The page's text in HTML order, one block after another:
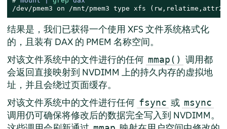
/dev/pmem3 on /mnt/pmem3 type xfs
结果是，我们已获得一个使用 XFS 文件系统格式化
的，且装有 DAX 的 PMEM 名称空间。
对该文件系统中的文件进行的任何 mmap() 调用都
会返回直接映射到 NVDIMM 上的持久内存的虚拟地
址，并且会绕过页面缓存。
对该文件系统中的文件进行任何 fsync 或 msync
调用仍可确保将修改后的数据完全写入到 NVDIMM。